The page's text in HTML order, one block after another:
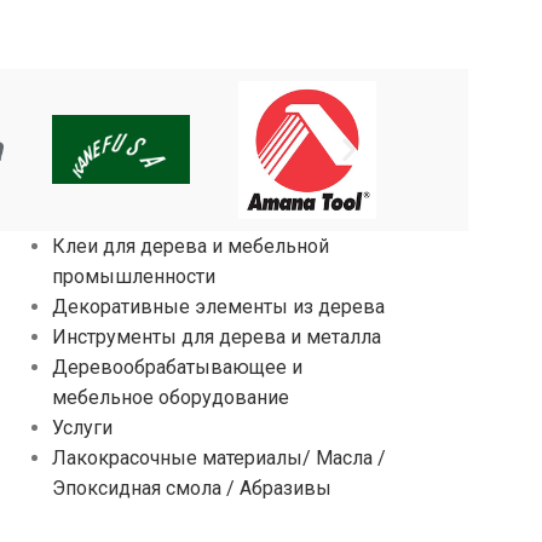
Клеи для дерева и мебельной
промышленности
Декоративные элементы из дерева
Инструменты для дерева и металла
Деревообрабатывающее и
мебельное оборудование
Услуги
Лакокрасочные материалы/ Масла /
Эпоксидная смола / Абразивы